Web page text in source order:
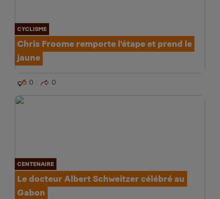
CYCLISME
Chris Froome remporte l'étape et prend le
jaune
0 0
CENTENAIRE
Le docteur Albert Schweitzer célébré au
Gabon